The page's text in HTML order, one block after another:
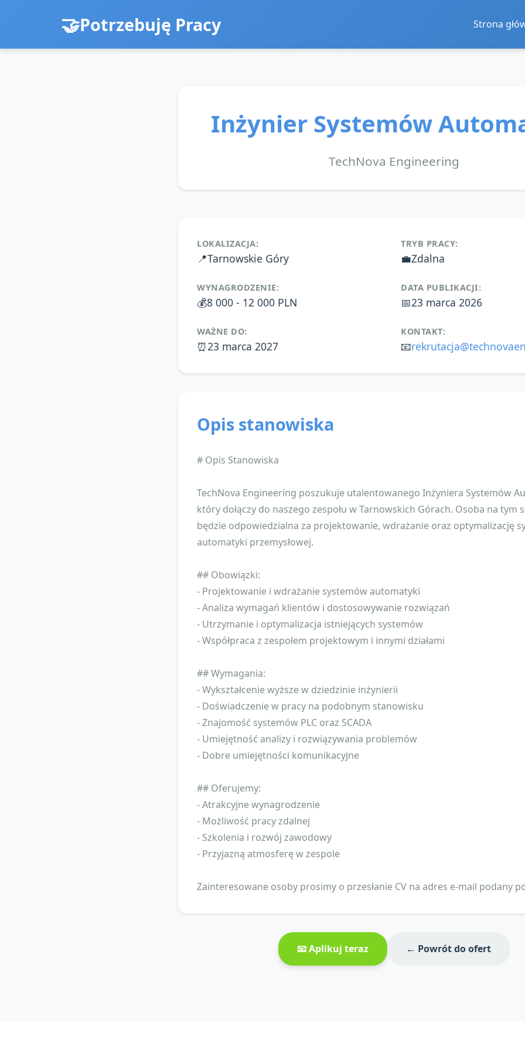
Potrzebuję Pracy Strona
Inżynier Systemów
TechNova Engineering
LOKALIZACJA:
📍Tarnowskie Góry
TRYB PRACY:
💼Zdalna
WYNAGRODZENIE:
💰8 000 - 12 000 PLN
DATA PUBLIKACJI:
📅23 marca 2026
WAŻNE DO:
⏰23 marca 2027
KONTAKT:
📧
Opis stanowiska
# Opis Stanowiska
TechNova Engineering poszukuje utalentowanego Inżyniera Systemów
który dołączy do naszego zespołu w Tarnowskich Górach. Osoba na tym
będzie odpowiedzialna za projektowanie, wdrażanie oraz optymalizację
automatyki przemysłowej.
## Obowiązki:
- Projektowanie i wdrażanie systemów automatyki
- Analiza wymagań klientów i dostosowywanie rozwiązań
- Utrzymanie i optymalizacja istniejących systemów
- Współpraca z zespołem projektowym i innymi działami
## Wymagania:
- Wykształcenie wyższe w dziedzinie inżynierii
- Doświadczenie w pracy na podobnym stanowisku
- Znajomość systemów PLC oraz SCADA
- Umiejętność analizy i rozwiązywania problemów
- Dobre umiejętności komunikacyjne
## Oferujemy:
- Atrakcyjne wynagrodzenie
- Możliwość pracy zdalnej
- Szkolenia i rozwój zawodowy
- Przyjazną atmosferę w zespole
Zainteresowane osoby prosimy o przesłanie CV na adres e-mail podany
📧 Aplikuj teraz ← Powrót do ofert